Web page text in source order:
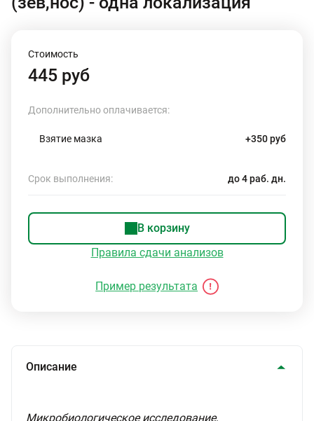
Стоимость
445 руб
Дополнительно оплачивается:
Взятие мазка +350 руб
Срок выполнения: до 4 раб. дн.
В корзину
Правила сдачи анализов
Пример результата
Описание
Микробиологическое исследование,